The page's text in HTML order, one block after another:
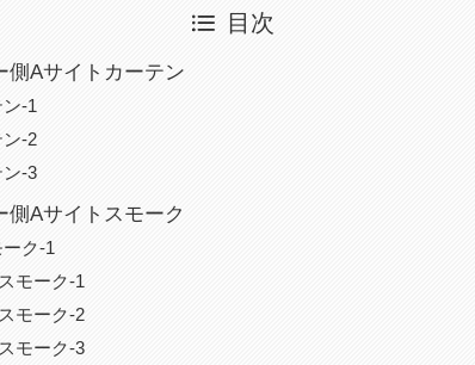
目次
側Aサイトカーテン
ン-1
-2
-3
側Aサイトスモーク
ク-1
モーク-1
モーク-2
モーク-3